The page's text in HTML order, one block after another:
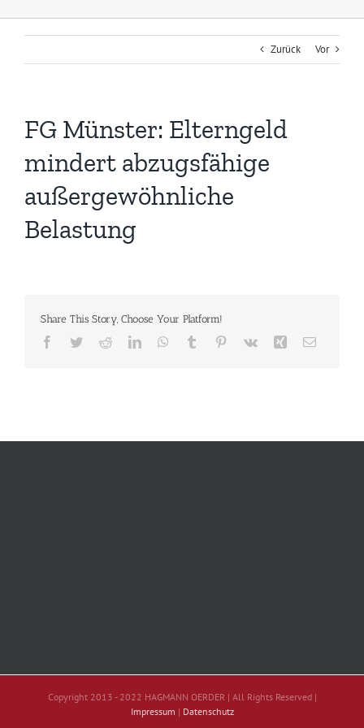
Zurück Vor
FG Münster: Elterngeld
mindert abzugsfähige
außergewöhnliche
Belastung
Share This Story, Choose Your Platform!
Facebook
TwitterRedditLinkedInWhatsApp
Tumblr Pinterest
Vk Xing E-
Copyright 2013 - 2022 HAGMANN OERDER | All Rights Reserved |
Impressum | Datenschutz